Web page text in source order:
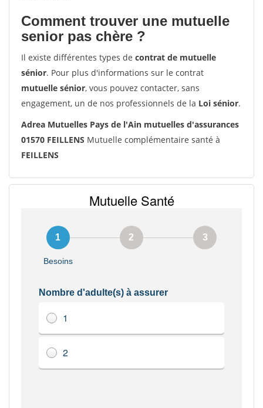
Comment trouver une mutuelle
senior pas chère ?
Il existe différentes types de contrat de mutuelle
sénior. Pour plus d'informations sur le contrat
mutuelle sénior, vous pouvez contacter, sans
engagement, un de nos professionnels de la Loi sénior.
Adrea Mutuelles Pays de l'Ain mutuelles d'assurances
01570 FEILLENS Mutuelle complémentaire santé à
FEILLENS